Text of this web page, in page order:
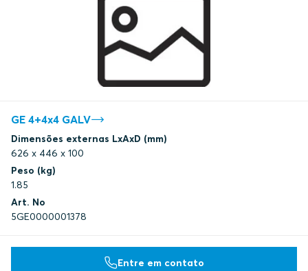
GE 4+4x4 GALV
Dimensões externas LxAxD (mm)
626 x 446 x 100
Peso (kg)
1.85
Art. No
5GE0000001378
Entre em contato